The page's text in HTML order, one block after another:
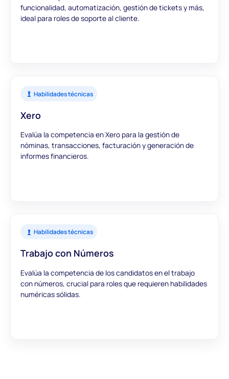
funcionalidad, automatización, gestión de tickets y más,
ideal para roles de soporte al cliente.
Habilidades técnicas
Xero
Evalúa la competencia en Xero para la gestión de
nóminas, transacciones, facturación y generación de
informes financieros.
Habilidades técnicas
Trabajo con Números
Evalúa la competencia de los candidatos en el trabajo
con números, crucial para roles que requieren habilidades
numéricas sólidas.